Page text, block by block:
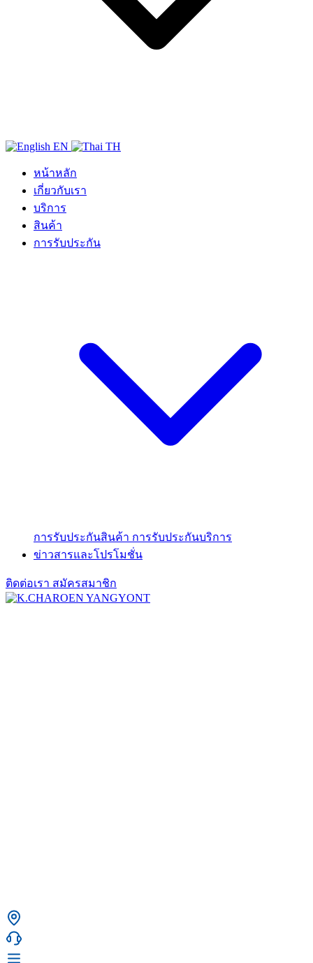
EN TH
หน้าหลัก
เกี่ยวกับเรา
บริการ
สินค้า
การรับประกัน
การรับประกันสินค้า การรับประกันบริการ
ข่าวสารและโปรโมชั่น
ติดต่อเรา สมัครสมาชิก